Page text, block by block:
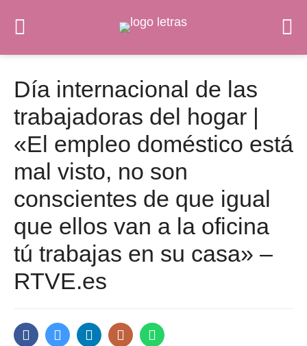
Día internacional de las
trabajadoras del hogar |
«El empleo doméstico está
mal visto, no son
conscientes de que igual
que ellos van a la oficina
tú trabajas en su casa» –
RTVE.es